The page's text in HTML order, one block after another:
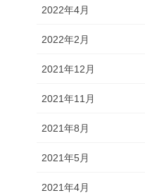
2022年4月
2022年2月
2021年12月
2021年11月
2021年8月
2021年5月
2021年4月